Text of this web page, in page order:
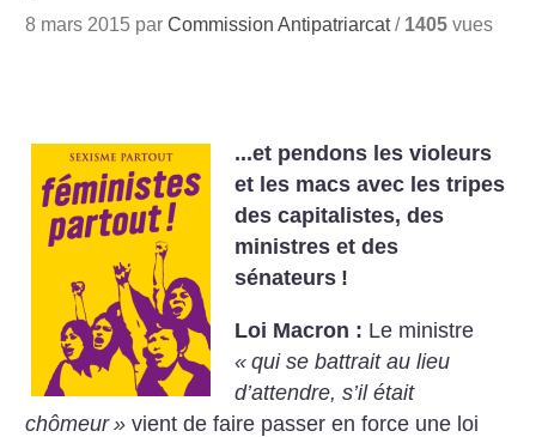
8 mars 2015 parCommission Antipatriarcat/ 1405 vues
...et pendons les violeurs
et les macs avec les tripes
des capitalistes, des
ministres et des
sénateurs !
Loi Macron : Le ministre
« qui se battrait au lieu
d’attendre, s’il était
chômeur » vient de faire passer en force une loi